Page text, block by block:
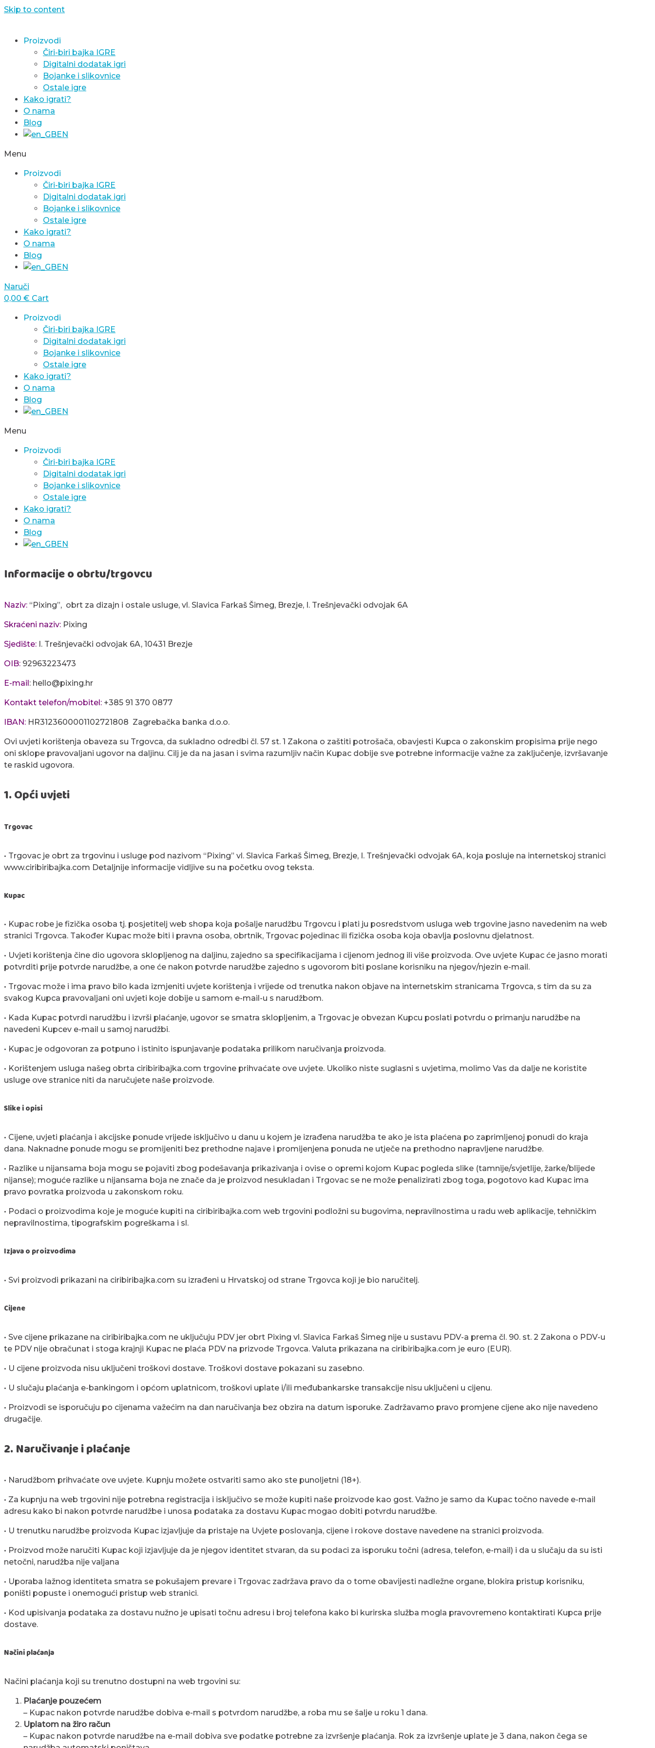
Skip to content
Proizvodi
Čiri-biri bajka IGRE
Digitalni dodatak igri
Bojanke i slikovnice
Ostale igre
Kako igrati?
O nama
Blog
EN
Menu
Proizvodi
Čiri-biri bajka IGRE
Digitalni dodatak igri
Bojanke i slikovnice
Ostale igre
Kako igrati?
O nama
Blog
EN
Naruči
0,00 € Cart
Proizvodi
Čiri-biri bajka IGRE
Digitalni dodatak igri
Bojanke i slikovnice
Ostale igre
Kako igrati?
O nama
Blog
EN
Menu
Proizvodi
Čiri-biri bajka IGRE
Digitalni dodatak igri
Bojanke i slikovnice
Ostale igre
Kako igrati?
O nama
Blog
EN
Informacije o obrtu/trgovcu
Naziv: “Pixing”, obrt za dizajn i ostale usluge, vl. Slavica Farkaš Šimeg, Brezje, I. Trešnjevački odvojak 6A
Skraćeni naziv: Pixing
Sjedište: I. Trešnjevački odvojak 6A, 10431 Brezje
OIB: 92963223473
E-mail: hello@pixing.hr
Kontakt telefon/mobitel: +385 91 370 0877
IBAN: HR3123600001102721808 Zagrebačka banka d.o.o.
Ovi uvjeti korištenja obaveza su Trgovca, da sukladno odredbi čl. 57 st. 1 Zakona o zaštiti potrošača, obavjesti Kupca o zakonskim propisima prije nego
oni sklope pravovaljani ugovor na daljinu. Cilj je da na jasan i svima razumljiv način Kupac dobije sve potrebne informacije važne za zaključenje, izvršavanje
te raskid ugovora.
1. Opći uvjeti
Trgovac
• Trgovac je obrt za trgovinu i usluge pod nazivom “Pixing” vl. Slavica Farkaš Šimeg, Brezje, I. Trešnjevački odvojak 6A, koja posluje na internetskoj stranici
www.ciribiribajka.com Detaljnije informacije vidljive su na početku ovog teksta.
Kupac
• Kupac robe je fizička osoba tj. posjetitelj web shopa koja pošalje narudžbu Trgovcu i plati ju posredstvom usluga web trgovine jasno navedenim na web
stranici Trgovca. Također Kupac može biti i pravna osoba, obrtnik, Trgovac pojedinac ili fizička osoba koja obavlja poslovnu djelatnost.
• Uvjeti korištenja čine dio ugovora sklopljenog na daljinu, zajedno sa specifikacijama i cijenom jednog ili više proizvoda. Ove uvjete Kupac će jasno morati
potvrditi prije potvrde narudžbe, a one će nakon potvrde narudžbe zajedno s ugovorom biti poslane korisniku na njegov/njezin e-mail.
• Trgovac može i ima pravo bilo kada izmjeniti uvjete korištenja i vrijede od trenutka nakon objave na internetskim stranicama Trgovca, s tim da su za
svakog Kupca pravovaljani oni uvjeti koje dobije u samom e-mail-u s narudžbom.
• Kada Kupac potvrdi narudžbu i izvrši plaćanje, ugovor se smatra sklopljenim, a Trgovac je obvezan Kupcu poslati potvrdu o primanju narudžbe na
navedeni Kupcev e-mail u samoj narudžbi.
• Kupac je odgovoran za potpuno i istinito ispunjavanje podataka prilikom naručivanja proizvoda.
• Korištenjem usluga našeg obrta ciribiribajka.com trgovine prihvaćate ove uvjete. Ukoliko niste suglasni s uvjetima, molimo Vas da dalje ne koristite
usluge ove stranice niti da naručujete naše proizvode.
Slike i opisi
• Cijene, uvjeti plaćanja i akcijske ponude vrijede isključivo u danu u kojem je izrađena narudžba te ako je ista plaćena po zaprimljenoj ponudi do kraja
dana. Naknadne ponude mogu se promijeniti bez prethodne najave i promijenjena ponuda ne utječe na prethodno napravljene narudžbe.
• Razlike u nijansama boja mogu se pojaviti zbog podešavanja prikazivanja i ovise o opremi kojom Kupac pogleda slike (tamnije/svjetlije, žarke/blijede
nijanse); moguće razlike u nijansama boja ne znače da je proizvod nesukladan i Trgovac se ne može penalizirati zbog toga, pogotovo kad Kupac ima
pravo povratka proizvoda u zakonskom roku.
• Podaci o proizvodima koje je moguće kupiti na ciribiribajka.com web trgovini podložni su bugovima, nepravilnostima u radu web aplikacije, tehničkim
nepravilnostima, tipografskim pogreškama i sl.
Izjava o proizvodima
• Svi proizvodi prikazani na ciribiribajka.com su izrađeni u Hrvatskoj od strane Trgovca koji je bio naručitelj.
Cijene
• Sve cijene prikazane na ciribiribajka.com ne uključuju PDV jer obrt Pixing vl. Slavica Farkaš Šimeg nije u sustavu PDV-a prema čl. 90. st. 2 Zakona o PDV-u
te PDV nije obračunat i stoga krajnji Kupac ne plaća PDV na prizvode Trgovca. Valuta prikazana na ciribiribajka.com je euro (EUR).
• U cijene proizvoda nisu uključeni troškovi dostave. Troškovi dostave pokazani su zasebno.
• U slučaju plaćanja e-bankingom i općom uplatnicom, troškovi uplate i/ili međubankarske transakcije nisu uključeni u cijenu.
• Proizvodi se isporučuju po cijenama važećim na dan naručivanja bez obzira na datum isporuke. Zadržavamo pravo promjene cijene ako nije navedeno
drugačije.
2. Naručivanje i plaćanje
• Narudžbom prihvaćate ove uvjete. Kupnju možete ostvariti samo ako ste punoljetni (18+).
• Za kupnju na web trgovini nije potrebna registracija i isključivo se može kupiti naše proizvode kao gost. Važno je samo da Kupac točno navede e-mail
adresu kako bi nakon potvrde narudžbe i unosa podataka za dostavu Kupac mogao dobiti potvrdu narudžbe.
• U trenutku narudžbe proizvoda Kupac izjavljuje da pristaje na Uvjete poslovanja, cijene i rokove dostave navedene na stranici proizvoda.
• Proizvod može naručiti Kupac koji izjavljuje da je njegov identitet stvaran, da su podaci za isporuku točni (adresa, telefon, e-mail) i da u slučaju da su isti
netočni, narudžba nije valjana
• Uporaba lažnog identiteta smatra se pokušajem prevare i Trgovac zadržava pravo da o tome obavijesti nadležne organe, blokira pristup korisniku,
poništi popuste i onemogući pristup web stranici.
• Kod upisivanja podataka za dostavu nužno je upisati točnu adresu i broj telefona kako bi kurirska služba mogla pravovremeno kontaktirati Kupca prije
dostave.
Načini plaćanja
Načini plaćanja koji su trenutno dostupni na web trgovini su:
Plaćanje pouzećem
– Kupac nakon potvrde narudžbe dobiva e-mail s potvrdom narudžbe, a roba mu se šalje u roku 1 dana.
Uplatom na žiro račun
– Kupac nakon potvrde narudžbe na e-mail dobiva sve podatke potrebne za izvršenje plaćanja. Rok za izvršenje uplate je 3 dana, nakon čega se